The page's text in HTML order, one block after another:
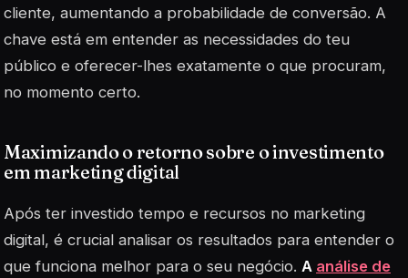
cliente, aumentando a probabilidade de conversão. A
chave está em entender as necessidades do teu
público e oferecer-lhes exatamente o que procuram,
no momento certo.
Maximizando o retorno sobre o investimento
em marketing digital
Após ter investido tempo e recursos no marketing
digital, é crucial analisar os resultados para entender o
que funciona melhor para o seu negócio. A análise de